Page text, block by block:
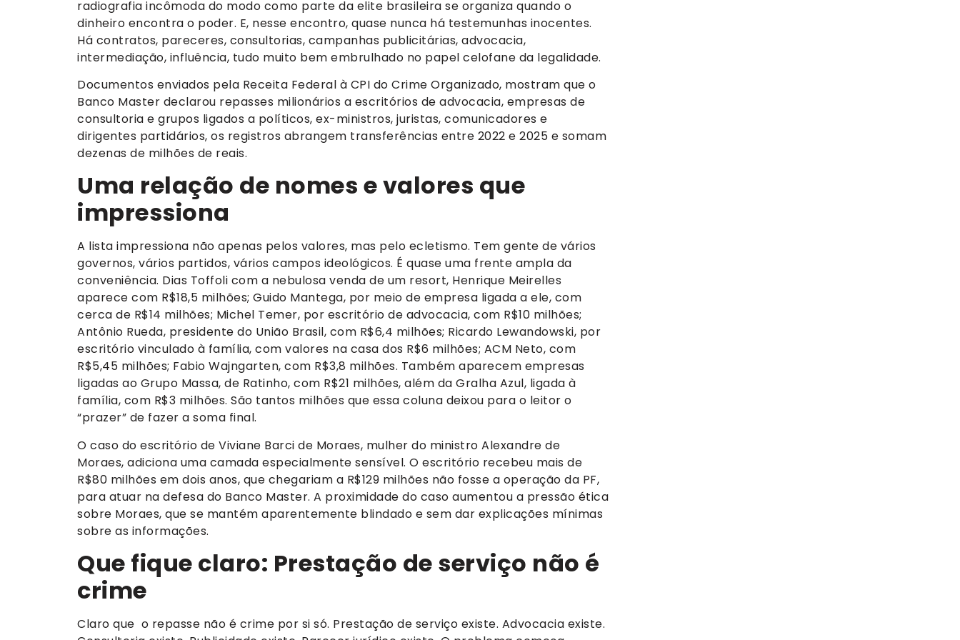
radiografia incômoda do modo como parte da elite brasileira se organiza quando o
dinheiro encontra o poder. E, nesse encontro, quase nunca há testemunhas inocentes.
Há contratos, pareceres, consultorias, campanhas publicitárias, advocacia,
intermediação, influência, tudo muito bem embrulhado no papel celofane da legalidade.
Documentos enviados pela Receita Federal à CPI do Crime Organizado, mostram que o
Banco Master declarou repasses milionários a escritórios de advocacia, empresas de
consultoria e grupos ligados a políticos, ex-ministros, juristas, comunicadores e
dirigentes partidários, os registros abrangem transferências entre 2022 e 2025 e somam
dezenas de milhões de reais.
Uma relação de nomes e valores que
impressiona
A lista impressiona não apenas pelos valores, mas pelo ecletismo. Tem gente de vários
governos, vários partidos, vários campos ideológicos. É quase uma frente ampla da
conveniência. Dias Toffoli com a nebulosa venda de um resort, Henrique Meirelles
aparece com R$18,5 milhões; Guido Mantega, por meio de empresa ligada a ele, com
cerca de R$14 milhões; Michel Temer, por escritório de advocacia, com R$10 milhões;
Antônio Rueda, presidente do União Brasil, com R$6,4 milhões; Ricardo Lewandowski, por
escritório vinculado à família, com valores na casa dos R$6 milhões; ACM Neto, com
R$5,45 milhões; Fabio Wajngarten, com R$3,8 milhões. Também aparecem empresas
ligadas ao Grupo Massa, de Ratinho, com R$21 milhões, além da Gralha Azul, ligada à
família, com R$3 milhões. São tantos milhões que essa coluna deixou para o leitor o
“prazer” de fazer a soma final.
O caso do escritório de Viviane Barci de Moraes, mulher do ministro Alexandre de
Moraes, adiciona uma camada especialmente sensível. O escritório recebeu mais de
R$80 milhões em dois anos, que chegariam a R$129 milhões não fosse a operação da PF,
para atuar na defesa do Banco Master. A proximidade do caso aumentou a pressão ética
sobre Moraes, que se mantém aparentemente blindado e sem dar explicações mínimas
sobre as informações.
Que fique claro: Prestação de serviço não é
crime
Claro que o repasse não é crime por si só. Prestação de serviço existe. Advocacia existe.